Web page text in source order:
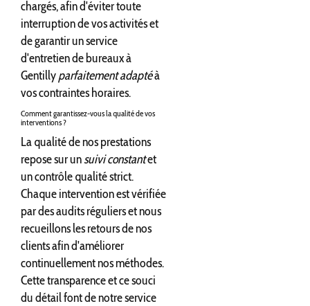
chargés, afin d'éviter toute
interruption de vos activités et
de garantir un service
d'entretien de bureaux à
Gentillyparfaitement adaptéà
vos contraintes horaires.
Comment garantissez-vous la qualité de vos
interventions ?
La qualité de nos prestations
repose sur unsuivi constantet
un contrôle qualité strict.
Chaque intervention est vérifiée
par des audits réguliers et nous
recueillons les retours de nos
clients afin d'améliorer
continuellement nos méthodes.
Cette transparence et ce souci
du détail font de notre service